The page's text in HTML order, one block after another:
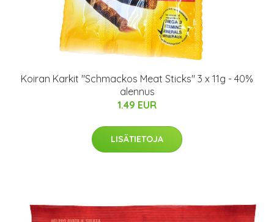
Koiran Karkit "Schmackos Meat Sticks" 3 x 11g - 40%
alennus
1.49 EUR
LISÄTIETOJA